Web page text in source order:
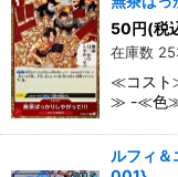
50円(税
在庫数
≪コス
≫ -≪色≫
ルフィ